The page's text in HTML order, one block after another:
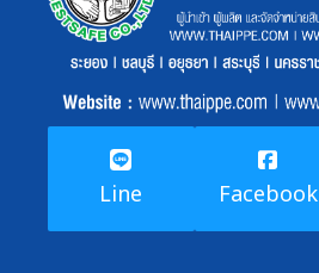
Line Facebook